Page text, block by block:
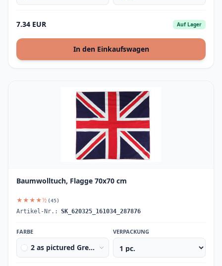
7.34 EUR Auf Lager
In den Einkaufswagen
Baumwolltuch, Flagge 70x70 cm
★★★★½ (45)
Artikel-Nr.: SK_620325_161034_287876
FARBE
2 as pictured Great Britain
VERPACKUNG